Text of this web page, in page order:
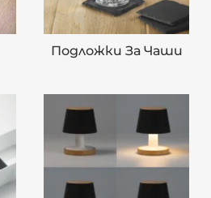
Подложки За Чаши